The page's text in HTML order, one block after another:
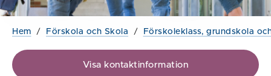
Hem / Förskola och Skola / Förskoleklass, grundskola
Visa kontaktinformation